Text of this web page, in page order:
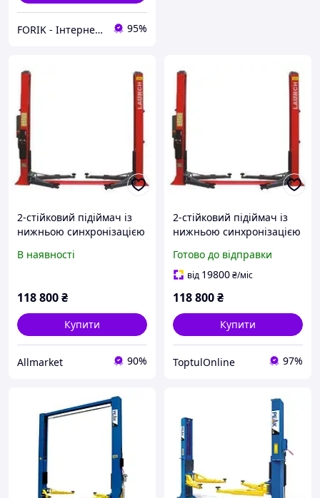
FORIK - Інтернет гіпермаркет 95%
2-стійковий підіймач із
нижньою синхронізацією
380
В наявності
118 800₴
Купити
Allmarket 90%
2-стійковий підіймач із
нижньою синхронізацією
380
Готово до відправки
від 19800₴/міс
118 800₴
Купити
ToptulOnline 97%